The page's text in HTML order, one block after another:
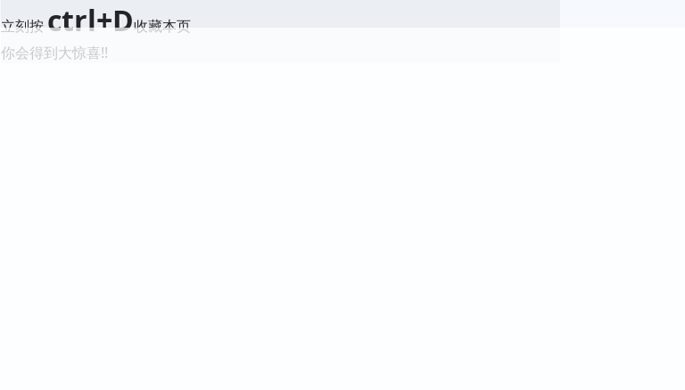
立刻按 ctrl+D收藏本页
你会得到大惊喜!!